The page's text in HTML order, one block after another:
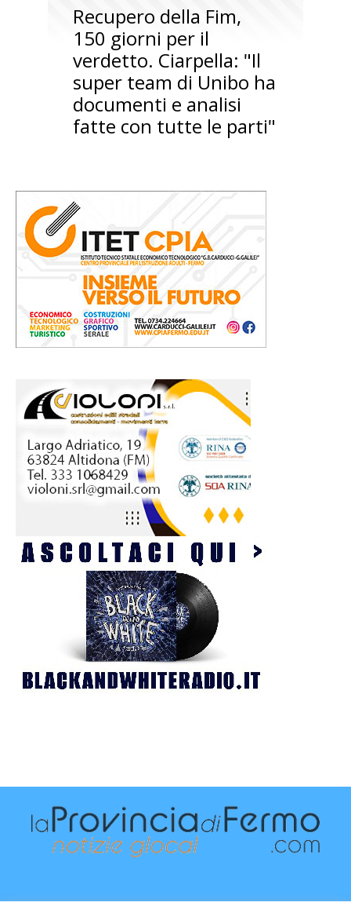
Recupero della Fim,
150 giorni per il
verdetto. Ciarpella: "Il
super team di Unibo ha
documenti e analisi
fatte con tutte le parti"